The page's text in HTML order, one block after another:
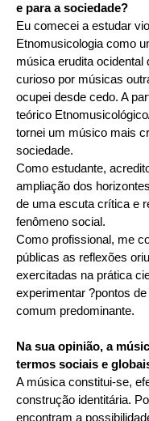
e para a sociedade?
Eu comecei a estudar
Etnomusicologia como
música erudita ocidental
curioso por músicas
ocupei desde cedo. A
teórico
tornei um músico mais
sociedade.
Como estudante,
ampliação dos
de uma escuta crítica e
fenômeno social.
Como profissional, me
públicas as reflexões
exercitadas na prática
experimentar ?pontos
comum predominante.
Na sua opinião, a
termos sociais e
A música constitui-se,
construção identitária.
encontram a